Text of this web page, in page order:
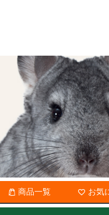
商品一覧 お気